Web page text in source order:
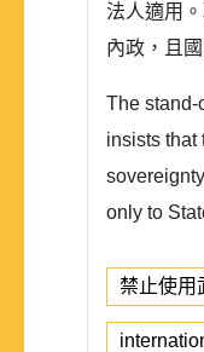
法人適用
內政，且
The stand-
insists that
only to
禁止使用